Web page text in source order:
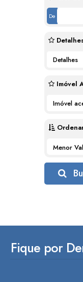
De
Detalhes
Imóvel
Imóvel
Fique por